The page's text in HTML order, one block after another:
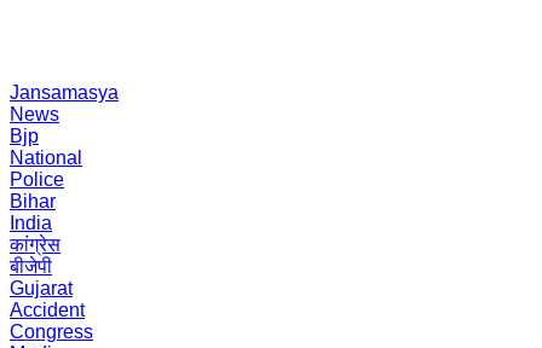
Jansamasya
News
Bjp
National
Police
Bihar
India
कांग्रेस
बीजेपी
Gujarat
Accident
Congress